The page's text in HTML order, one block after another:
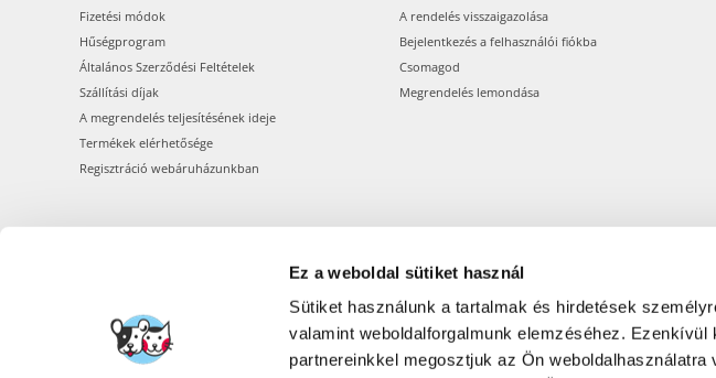
Ez a weboldal sütiket használ
Sütiket használunk a tartalmak és hirdetések
valamint weboldalforgalmunk elemzéséhez.
partnereinkkel megosztjuk az Ön
Fizetési módok
Hűségprogram
Általános Szerződési Feltételek
Szállítási díjak
A megrendelés teljesítésének ideje
Termékek elérhetősége
Regisztráció webáruházunkban
A rendelés visszaigazolása
Bejelentkezés a felhasználói fiókba
Csomagod
Megrendelés lemondása